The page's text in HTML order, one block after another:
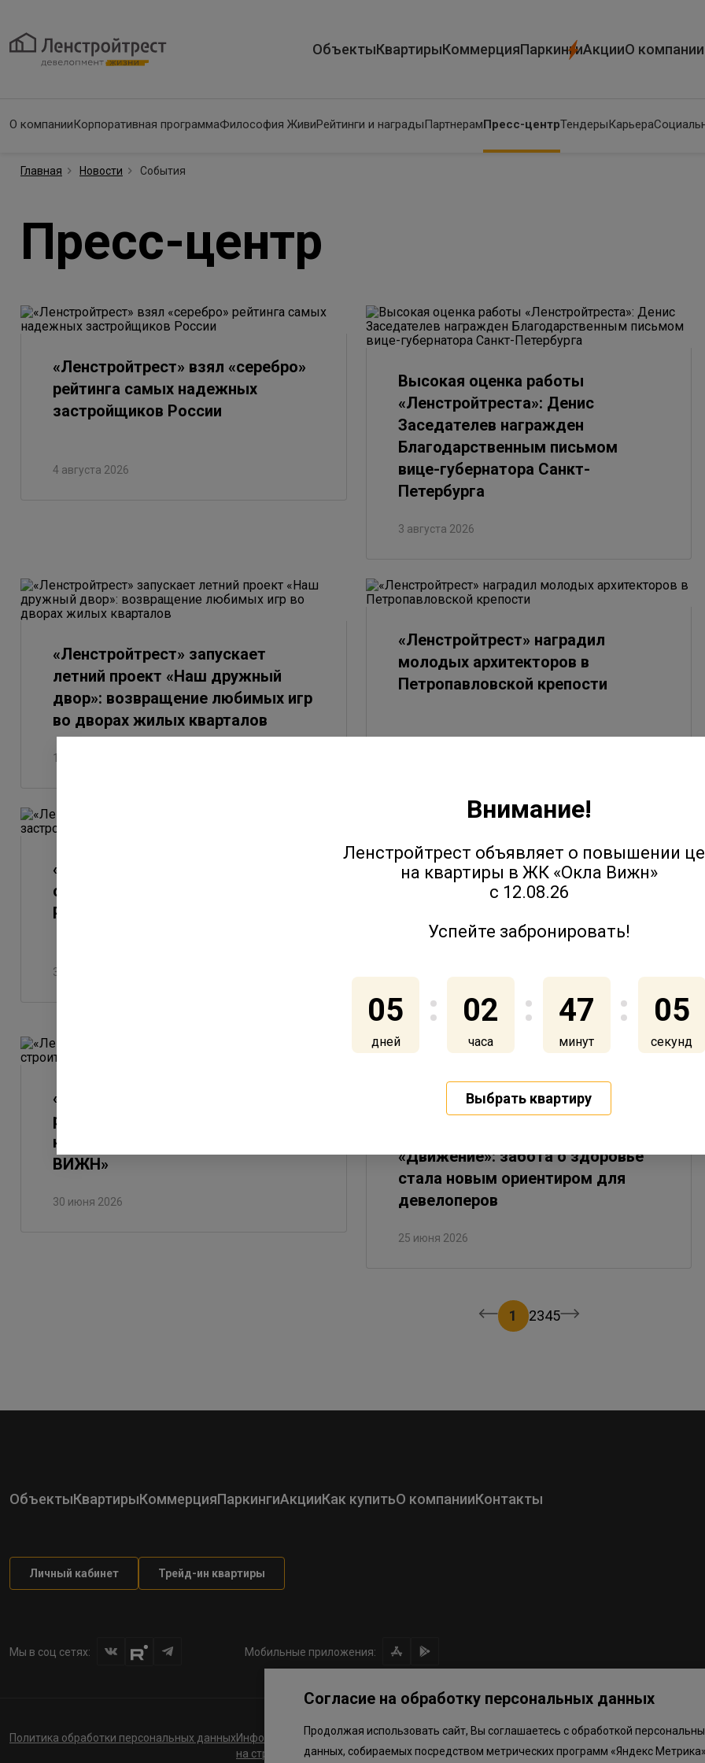
ОбъектыКвартирыКоммерцияПаркингиАкцииО компании
О компанииКорпоративная программаФилософия ЖивиРейтинги и наградыПартнерамПресс-центрТендерыКарьера
Главная Новости События
Пресс-центр
«Ленстройтрест» взял «серебро»
рейтинга самых надежных
застройщиков России
4 августа 2026
Высокая оценка работы
«Ленстройтреста»: Денис
Заседателев награжден
Благодарственным письмом
вице-губернатора Санкт-
Петербурга
3 августа 2026
«Ленстройтрест» запускает
летний проект «Наш дружный
двор»: возвращение любимых игр
во дворах жилых кварталов
17 июля 2026
«Ленстройтрест» наградил
молодых архитекторов в
Петропавловской крепости
«Ленстройтрест» вошел в тройку
самых надёжных застройщиков
России
3 июля 2026
Юлия Молчанова выступила на
форуме «Движение» с темой
«Ленстройтрест» получил
разрешение на строительство
нового корпуса в ЖК «Окла
ВИЖН»
30 июня 2026
В Сочи состоялся крупнейший
«Движение»: забота о здоровье
стала новым ориентиром для
девелоперов
25 июня 2026
1 2345
ОбъектыКвартирыКоммерцияПаркингиАкцииКак купитьО компанииКонтакты
Личный кабинет Трейд-ин квартиры
Мы в соц сетях: Мобильные приложения:
Политика обработки персональных данныхИнформация о плановом направлении средств
на строительство соц.объектов в Окле
Правила программы лояльности
Внимание!
Ленстройтрест объявляет о повышении
на квартиры в ЖК «Окла Вижн»
с 12.08.26
Успейте забронировать!
05
дней
02
часа
47
минут
05
секунд
Выбрать квартиру
Согласие на обработку персональных данных
Продолжая использовать сайт, Вы соглашаетесь с обработкой
данных, собираемых посредством метрических программ «Яндекс